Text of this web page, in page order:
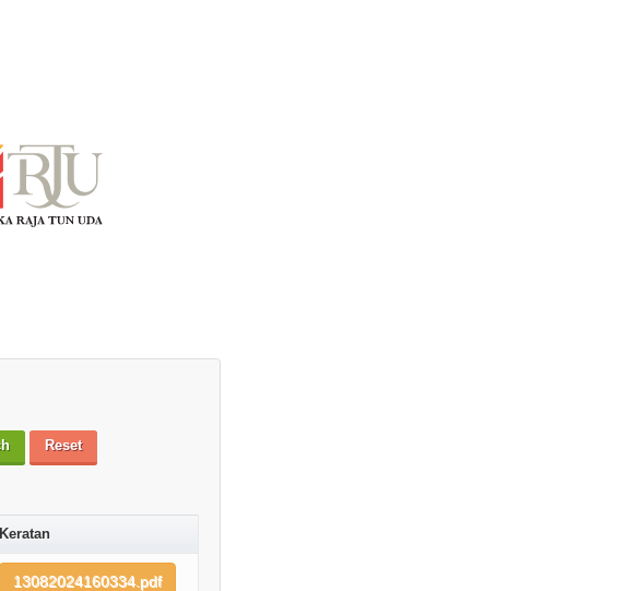
Keratan
13082024160334.pdf